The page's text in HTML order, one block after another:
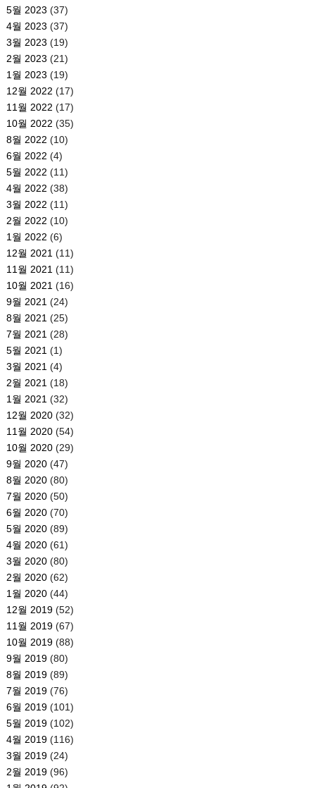
5월 2023 (37)
4월 2023 (37)
3월 2023 (19)
2월 2023 (21)
1월 2023 (19)
12월 2022 (17)
11월 2022 (17)
10월 2022 (35)
8월 2022 (10)
6월 2022 (4)
5월 2022 (11)
4월 2022 (38)
3월 2022 (11)
2월 2022 (10)
1월 2022 (6)
12월 2021 (11)
11월 2021 (11)
10월 2021 (16)
9월 2021 (24)
8월 2021 (25)
7월 2021 (28)
5월 2021 (1)
3월 2021 (4)
2월 2021 (18)
1월 2021 (32)
12월 2020(32)
11월 2020(54)
10월 2020(29)
9월 2020(47)
8월 2020(80)
7월 2020(50)
6월 2020(70)
5월 2020(89)
4월 2020(61)
3월 2020(80)
2월 2020(62)
1월 2020(44)
12월 2019(52)
11월 2019(67)
10월 2019(88)
9월 2019(80)
8월 2019(89)
7월 2019(76)
6월 2019(101)
5월 2019(102)
4월 2019(116)
3월 2019(24)
2월 2019(96)